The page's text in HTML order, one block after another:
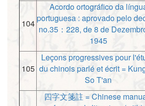
104
Acordo ortográfico da
portuguesa : aprovado pelo
no.35：228, de 8 de
1945
105
Leçons progressives pour
du chinois parlé et écrit =
So T'an
四字文箋註 = Chinese